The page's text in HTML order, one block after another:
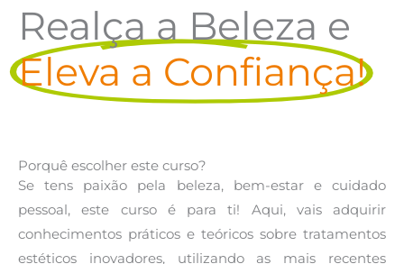
Realça a Beleza e
Eleva a Confiança!
Porquê escolher este curso?
Se tens paixão pela beleza, bem-estar e cuidado
pessoal, este curso é para ti! Aqui, vais adquirir
conhecimentos práticos e teóricos sobre tratamentos
estéticos inovadores, utilizando as mais recentes